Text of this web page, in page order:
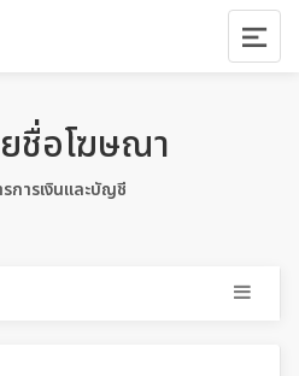
ชื่อโฆษณา
การเงินและบัญชี